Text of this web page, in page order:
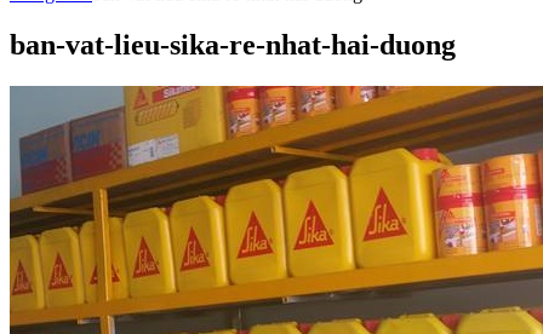
ban-vat-lieu-sika-re-nhat-hai-duong